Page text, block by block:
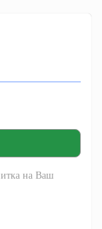
на Ваш